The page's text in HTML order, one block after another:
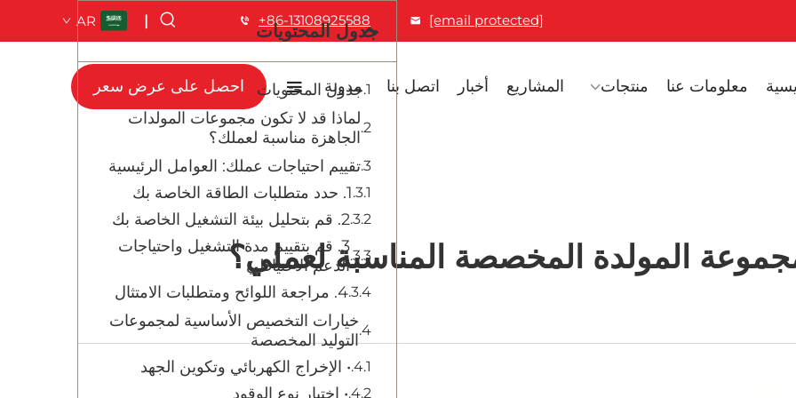
+86-13108925588 [email protected]
|
AR
معلومات عنا منتجات المشاريع أخبار اتصل بنا مدونة احصل على عرض سعر
المولدة المخصصة المناسبة لعملي؟
جدول المحتويات
جدول المحتويات
لماذا قد لا تكون مجموعات المولدات
الجاهزة مناسبة لعملك؟
تقييم احتياجات عملك: العوامل الرئيسية
1. حدد متطلبات الطاقة الخاصة بك
2. قم بتحليل بيئة التشغيل الخاصة بك
3. قم بتقييم مدة التشغيل واحتياجات
الدعم الاحتياطي
4. مراجعة اللوائح ومتطلبات الامتثال
خيارات التخصيص الأساسية لمجموعات
التوليد المخصصة
• الإخراج الكهربائي وتكوين الجهد
• اختيار نوع الوقود